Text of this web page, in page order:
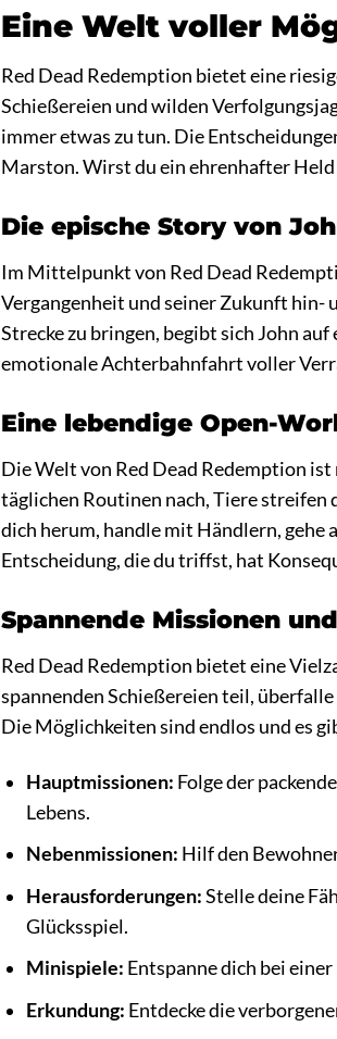
Eine Welt voller
Red Dead Redemption bietet eine
Schießereien und wilden
immer etwas zu tun. Die
Marston. Wirst du ein ehrenhafter
Die epische Story von
Im Mittelpunkt von Red Dead
Vergangenheit und seiner Zukunft hin-
Strecke zu bringen, begibt sich John
emotionale Achterbahnfahrt voller
Eine lebendige Open-
Die Welt von Red Dead Redemption
täglichen Routinen nach, Tiere
dich herum, handle mit Händlern, gehe
Entscheidung, die du triffst, hat
Spannende Missionen
Red Dead Redemption bietet eine
spannenden Schießereien teil, überfalle
Die Möglichkeiten sind endlos und es
Hauptmissionen: Folge der
Lebens.
Nebenmissionen: Hilf den
Herausforderungen:Stelle deine
Glücksspiel.
Minispiele: Entspanne dich bei
Erkundung: Entdecke die